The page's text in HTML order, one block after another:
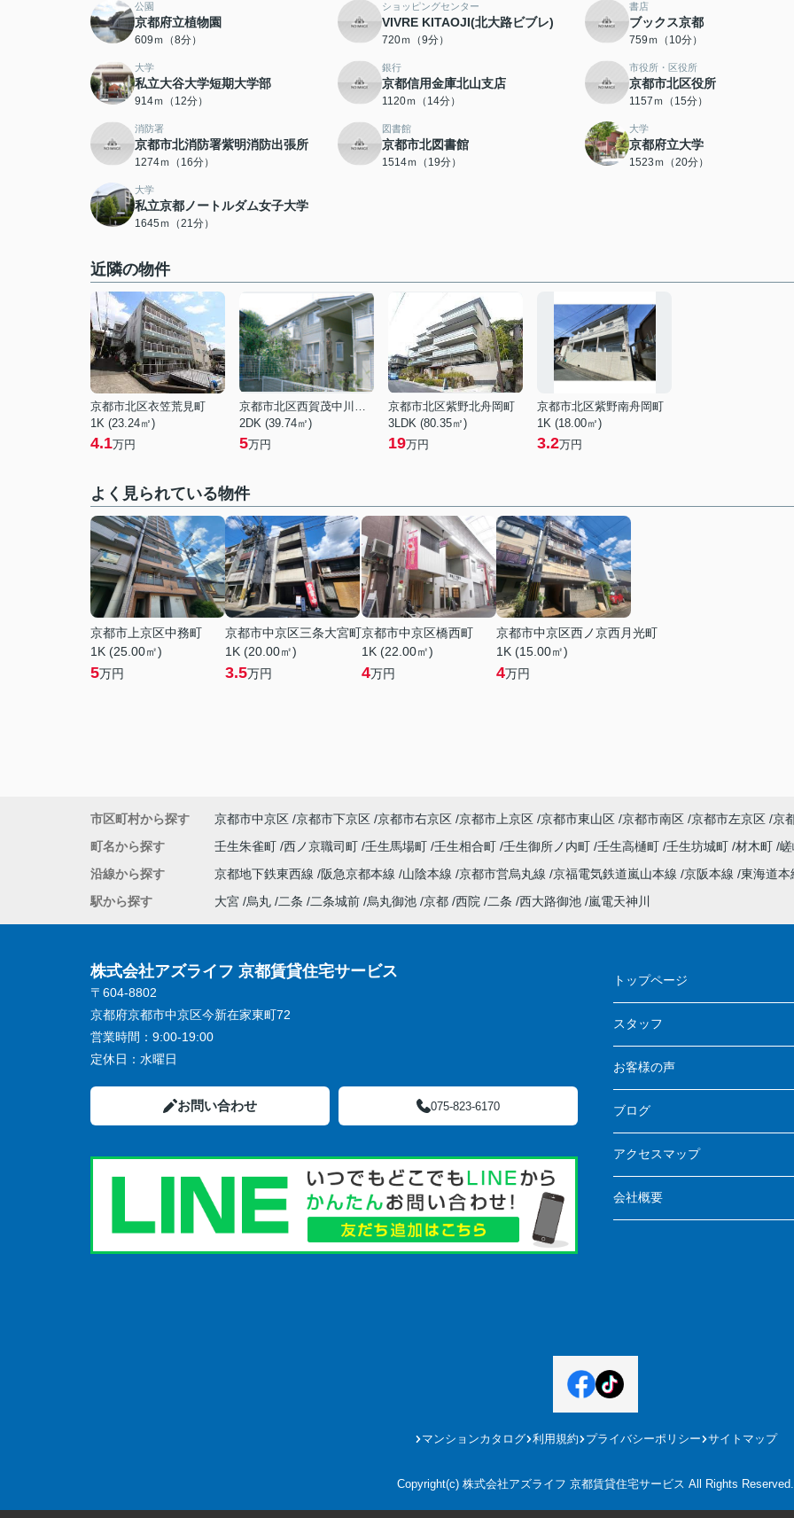
公園
京都府立植物園
609ｍ（8分）
ショッピングセンター
VIVRE KITAOJI(北大路ビブレ)
720ｍ（9分）
書店
ブックス京都
759ｍ（10分）
大学
私立大谷大学短期大学部
914ｍ（12分）
銀行
京都信用金庫北山支店
1120ｍ（14分）
市役所・区役所
京都市北区役所
1157ｍ（15分）
消防署
京都市北消防署紫明消防出張所
1274ｍ（16分）
図書館
京都市北図書館
1514ｍ（19分）
大学
京都府立大学
1523ｍ（20分）
大学
私立京都ノートルダム女子大学
1645ｍ（21分）
近隣の物件
京都市北区衣笠荒見町
1K (23.24㎡)
4.1万円
京都市北区西賀茂中川上町
2DK (39.74㎡)
5万円
京都市北区紫野北舟岡町
3LDK (80.35㎡)
19万円
京都市北区紫野南舟岡町
1K (18.00㎡)
3.2万円
よく見られている物件
京都市上京区中務町
1K (25.00㎡)
5万円
京都市中京区三条大宮町
1K (20.00㎡)
3.5万円
京都市中京区橋西町
1K (22.00㎡)
4万円
京都市中京区西ノ京西月光町
1K (15.00㎡)
4万円
市区町村から探す 京都市中京区 京都市下京区 京都市右京区 京都市上京区 京都市東山区 京都市南区 京都市左京区 京
町名から探す
壬生朱雀町 西ノ京職司町 壬生馬場町 壬生相合町 壬生御所ノ内町 壬生高樋町 壬生坊城町 材木町
沿線から探す
京都地下鉄東西線 阪急京都本線 山陰本線 京都市営烏丸線 京福電気鉄道嵐山本線 京阪本線 東海道
駅から探す
大宮 烏丸 二条 二条城前 烏丸御池 京都 西院 二条 西大路御池 嵐電天神川
株式会社アズライフ 京都賃貸住宅サービス
〒604-8802
京都府京都市中京区今新在家東町72
営業時間： 9:00-19:00
定休日： 水曜日
お問い合わせ 075-823-6170
トップページ
スタッフ
お客様の声
ブログ
アクセスマップ
会社概要
マンションカタログ 利用規約 プライバシーポリシー サイトマップ
Copyright(c) 株式会社アズライフ 京都賃貸住宅サービス All Rights Reserved.